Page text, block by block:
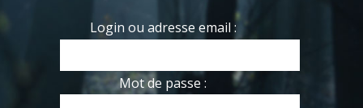
Login ou adresse email :
Mot de passe :